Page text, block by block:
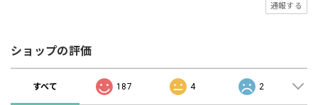
通報する
ショップの評価
すべて 187 4 2